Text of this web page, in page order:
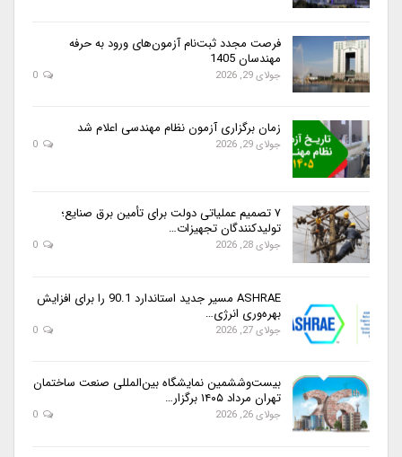
فرصت مجدد ثبت‌نام آزمون‌های ورود به حرفه
مهندسان 1405
جولای 29, 2026
زمان برگزاری آزمون نظام مهندسی اعلام شد
جولای 29, 2026
۷ تصمیم عملیاتی دولت برای تأمین برق صنایع؛
تولیدکنندگان تجهیزات…
جولای 28, 2026
ASHRAE مسیر جدید استاندارد 90.1 را برای افزایش
بهره‌وری انرژی…
جولای 27, 2026
بیست‌وششمین نمایشگاه بین‌المللی صنعت ساختمان
تهران مرداد ۱۴۰۵ برگزار…
جولای 26, 2026